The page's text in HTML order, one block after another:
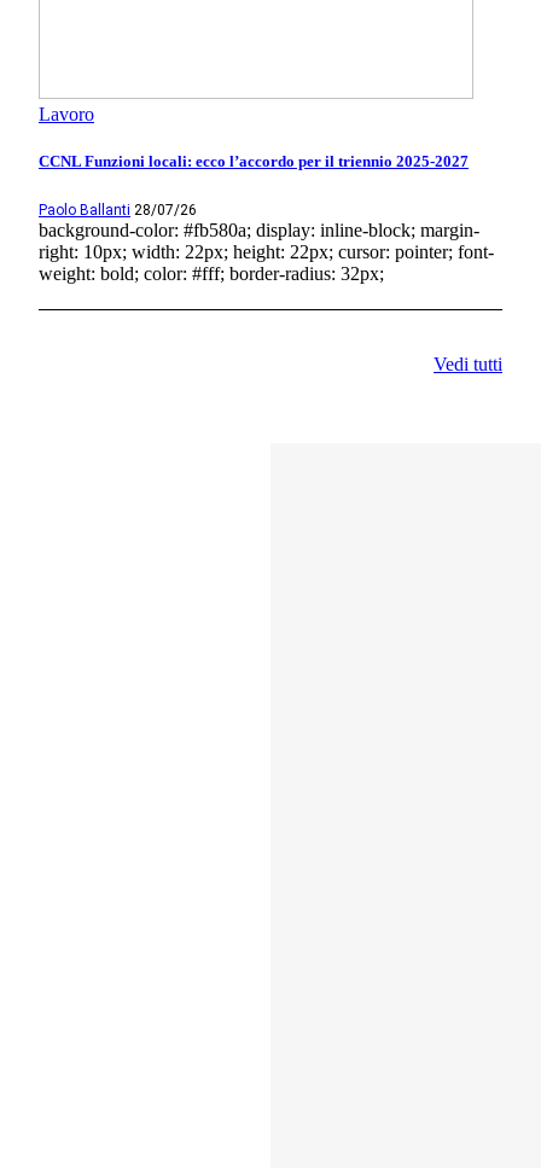
Lavoro
CCNL Funzioni locali: ecco l’accordo per il triennio 2025-2027
Paolo Ballanti 28/07/26
background-color: #fb580a; display: inline-block; margin-
right: 10px; width: 22px; height: 22px; cursor: pointer; font-
weight: bold; color: #fff; border-radius: 32px;
Vedi tutti